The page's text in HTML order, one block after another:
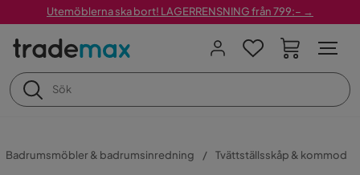
Utemöblerna ska bort! LAGERRENSNING från 799:– →
Badrumsmöbler & badrumsinredning Tvättställsskåp & kommod